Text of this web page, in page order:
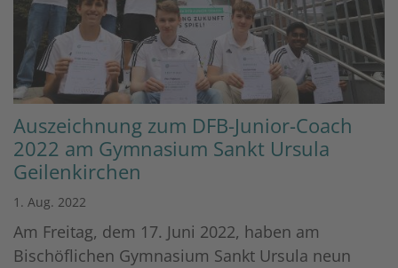
Auszeichnung zum DFB-Junior-Coach
2022 am Gymnasium Sankt Ursula
Geilenkirchen
1. Aug. 2022
Am Freitag, dem 17. Juni 2022, haben am
Bischöflichen Gymnasium Sankt Ursula neun